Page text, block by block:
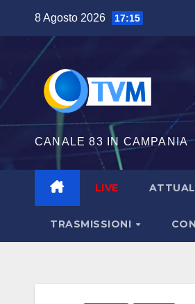
contenuto
8 Agosto 2026 17:15
CANALE 83 IN CAMPANIA
LIVE
TRASMISSIONI